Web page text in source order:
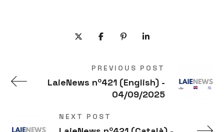
PREVIOUS POST
LaieNews nº421 (English) -
04/09/2025
NEXT POST